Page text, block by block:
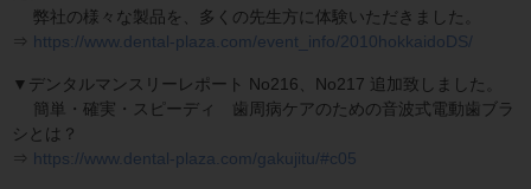
弊社の様々な製品を、多くの先生方に体験いただきました。
⇒ https://www.dental-plaza.com/event_info/2010hokkaidoDS/
▼デンタルマンスリーレポート No216、No217 追加致しました。
簡単・確実・スピーディ 歯周病ケアのための音波式電動歯ブラ
シとは？
⇒ https://www.dental-plaza.com/gakujitu/#c05